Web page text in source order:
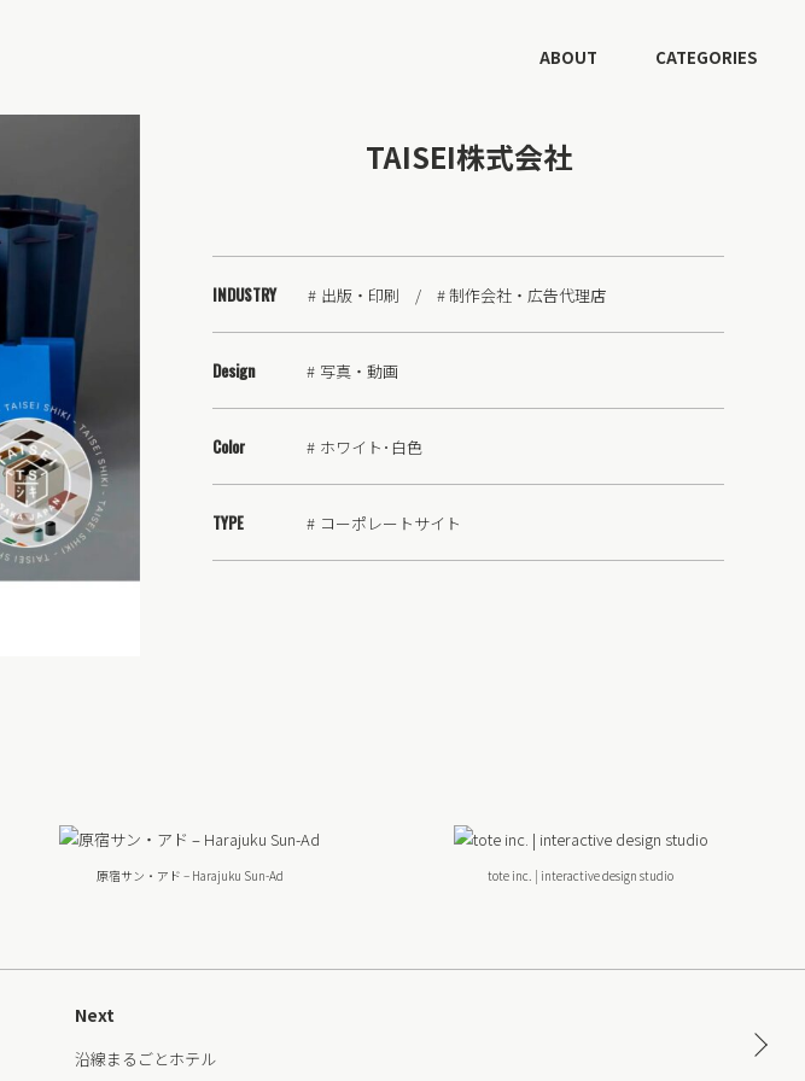
ABOUT CATEGORIES
TAISEI株式会社
INDUSTRY 出版・印刷 制作会社・広告代理店
Design 写真・動画
Color ホワイト･白色
TYPE コーポレートサイト
原宿サン・アド – Harajuku Sun-Ad tote inc. | interactive design studio
Next
沿線まるごとホテル